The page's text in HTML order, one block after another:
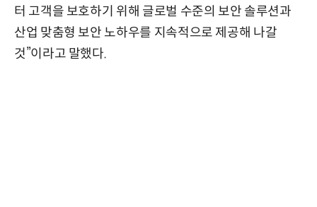
터 고객을 보호하기 위해 글로벌 수준의 보안 솔루션과
산업 맞춤형 보안 노하우를 지속적으로 제공해 나갈
것”이라고 말했다.